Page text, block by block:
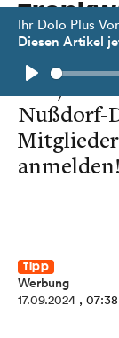
Ihr Dolo Plus
Diesen Artikel
Play
Am 7.
Nußdorf-
anmelden!
Tipp
Werbung
17.09.2024 ,